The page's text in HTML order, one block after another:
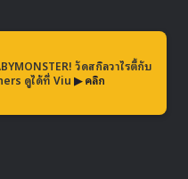
คมเปญมากมาย รวมถึง
ที่จะช่วยเสริมสร้าง
กว้างไกลยื่งขึ้นต่อไปใน
วัดสกิลวาไรตี้กับ
ดูได้ที่ Viu ▶ คลิก